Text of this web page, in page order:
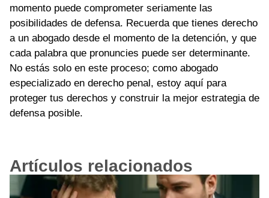
momento puede comprometer seriamente las
posibilidades de defensa. Recuerda que tienes derecho
a un abogado desde el momento de la detención, y que
cada palabra que pronuncies puede ser determinante.
No estás solo en este proceso; como abogado
especializado en derecho penal, estoy aquí para
proteger tus derechos y construir la mejor estrategia de
defensa posible.
Artículos relacionados